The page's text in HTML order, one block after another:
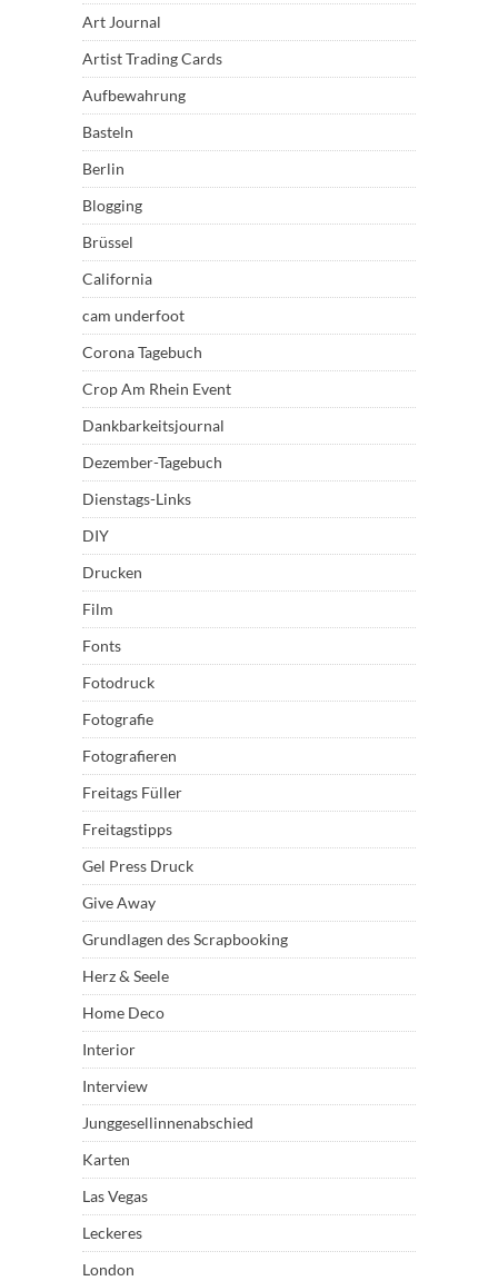
Art Journal
Artist Trading Cards
Aufbewahrung
Basteln
Berlin
Blogging
Brüssel
California
cam underfoot
Corona Tagebuch
Crop Am Rhein Event
Dankbarkeitsjournal
Dezember-Tagebuch
Dienstags-Links
DIY
Drucken
Film
Fonts
Fotodruck
Fotografie
Fotografieren
Freitags Füller
Freitagstipps
Gel Press Druck
Give Away
Grundlagen des Scrapbooking
Herz & Seele
Home Deco
Interior
Interview
Junggesellinnenabschied
Karten
Las Vegas
Leckeres
London